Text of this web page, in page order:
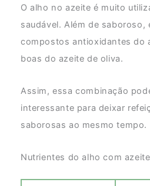
O alho no azeite é muito
saudável. Além de saboroso,
compostos antioxidantes do
boas do azeite de oliva.
Assim, essa combinação
interessante para deixar
saborosas ao mesmo tempo.
Nutrientes do alho com azeite